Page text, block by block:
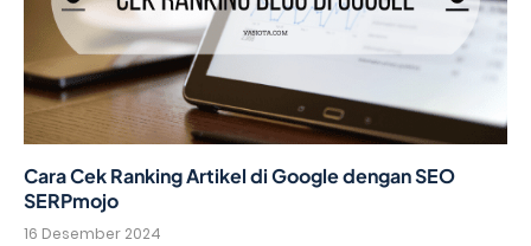
Cara Cek Ranking Artikel di Google dengan SEO
SERPmojo
16 Desember 2024